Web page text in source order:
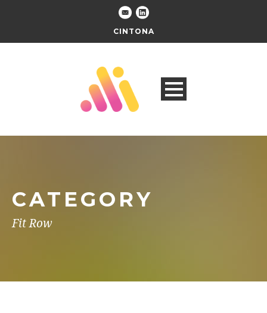
CINTONA
CATEGORY
Fit Row